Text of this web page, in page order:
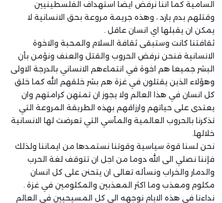
السامية كما اننا نرفض ايضا استهداف الفلسطينيين
وقتلهم بدم بارد ، وهذه جريمة مروعة بحق الانسانية لا
يمكن ان يقبلها اي انسان عاقل .
ثقافتنا كانت وستبقى ثقافة السلام والمحبة والاخوة
الانسانية فنحن نرفض الحروب والقتل والعنف ونؤمن بأن
البشر جميعا هم اخوة في انتماءهم الانساني بالدرجة الاولى
وهؤلاء الذين يقتلون في غزة هم بشر خلقهم الله كما خلق
كل انسان في هذا العالم ولا يجوز ان تمتهن كرامتهم وان
يعتدى على حياتهم وارزاقهم بهذه الطريقة المروعة التي
تذكرنا بالحروب العالمية والمآسي التي تعرضت لها الانسانية
خلالها.
نحن لسنا قوة سياسية وقوتنا نستمدها من ايماننا ولذلك
فإننا نصلي الى الله دوما من اجل ان تتوقف لغة الحرب
والدمار والخراب ونسأله تعالى ان يتحنن على كل انسان
مكلوم ومعذب وما اكثر المعذبين والمكلومين في غزة .
نداءنا في هذه الايام نوجهه الى كل المسيحيين في العالم